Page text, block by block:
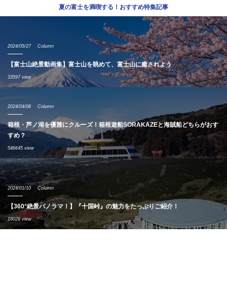
夏の富士を満喫する！おすすめ特集記事
2024/05/27 Column
【富士山絶景動画集】富士山を眺めて、富士山に癒されよう
33597 view
2024/04/08 Column
箱根・芦ノ湖を優雅にクルーズ！箱根遊船SORAKAZEと海賊船どちらがおす
すめ？
546645 view
2024/01/10 Column
【360°絶景パノラマ！】『十国峠』の魅力をたっぷりご紹介！
18028 view